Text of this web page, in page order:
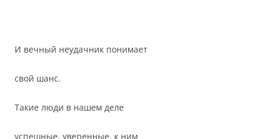
И вечный неудачник понимает
свой шанс.
Такие люди в нашем деле
успешные, уверенные, к ним